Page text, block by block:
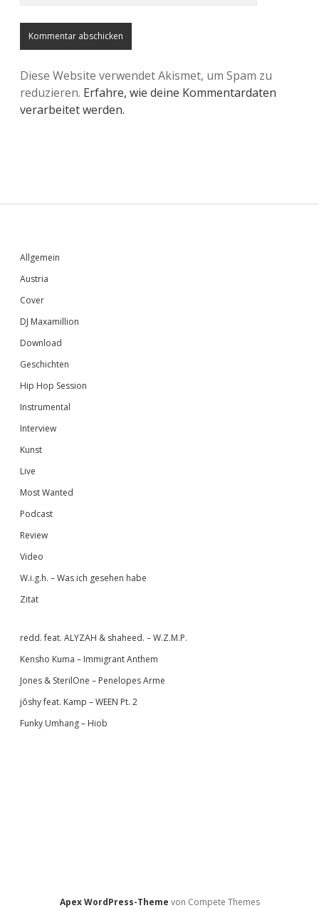
Diese Website verwendet Akismet, um Spam zu
reduzieren. Erfahre, wie deine Kommentardaten
verarbeitet werden.
Sidebar
Allgemein
Austria
Cover
DJ Maxamillion
Download
Geschichten
Hip Hop Session
Instrumental
Interview
Kunst
Live
Most Wanted
Podcast
Review
Video
W.i.g.h. – Was ich gesehen habe
Zitat
redd. feat. ALYZAH & shaheed. – W.Z.M.P.
Kensho Kuma – Immigrant Anthem
Jones & SterilOne – Penelopes Arme
jōshy feat. Kamp – WEEN Pt. 2
Funky Umhang – Hiob
Apex WordPress-Theme von Compete Themes